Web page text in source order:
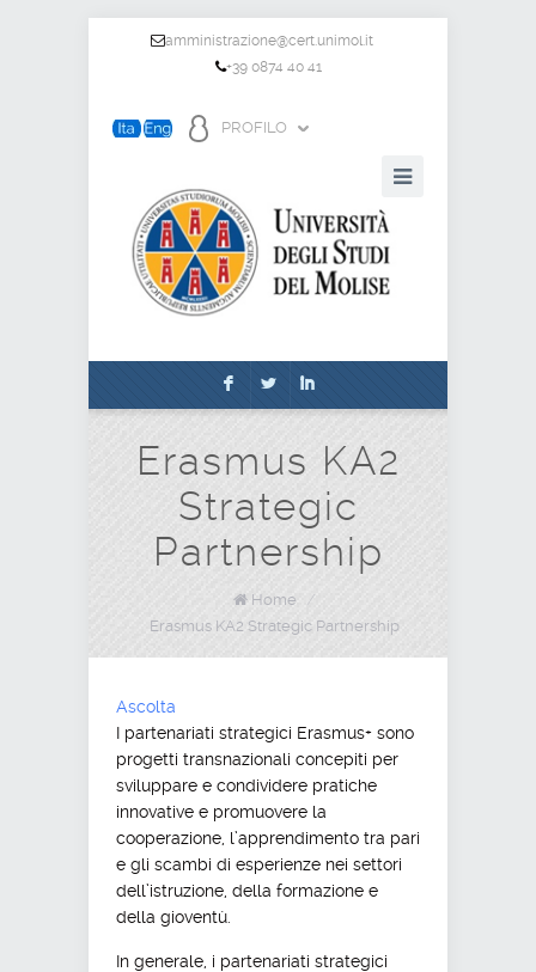
amministrazione@cert.unimol.it
+39 0874 40 41
PROFILO
F L I
Erasmus KA2
Strategic
Partnership
Home
/
Erasmus KA2 Strategic Partnership
Ascolta
I partenariati strategici Erasmus+ sono
progetti transnazionali concepiti per
sviluppare e condividere pratiche
innovative e promuovere la
cooperazione, l’apprendimento tra pari
e gli scambi di esperienze nei settori
dell’istruzione, della formazione e
della gioventù.
In generale, i partenariati strategici